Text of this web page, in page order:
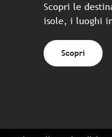
Scopri le
isole, i luoghi
Scopri